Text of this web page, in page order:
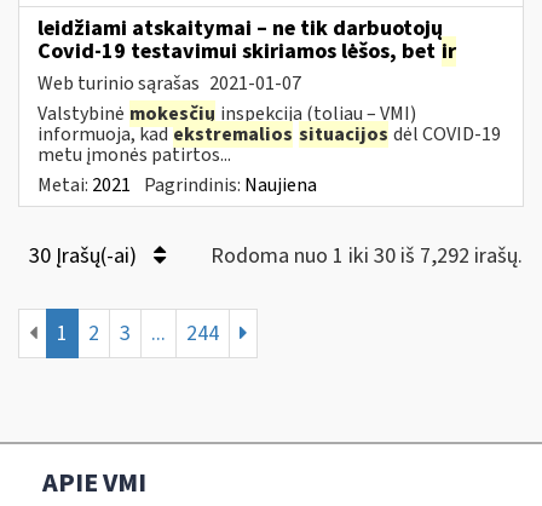
leidžiami atskaitymai – ne tik darbuotojų
Covid-19 testavimui skiriamos lėšos, bet ir
Web turinio sąrašas 2021-01-07
Valstybinė mokesčių inspekcija (toliau – VMI)
informuoja, kadekstremalios situacijos dėl COVID-19
metu įmonės patirtos...
Metai: 2021 Pagrindinis: Naujiena
30 Įrašų(-ai) Rodoma nuo 1 iki 30 iš 7,292 irašų.
1 2 3 ... 244
APIE VMI